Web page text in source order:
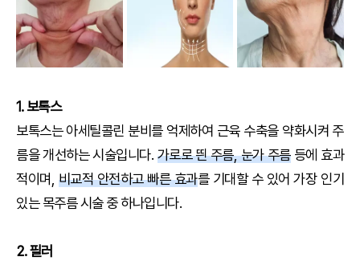
1. 보톡스
보톡스는 아세틸콜린 분비를 억제하여 근육 수축을 약화시켜 주
름을 개선하는 시술입니다. 가로로 띈 주름, 눈가 주름등에 효과
적이며, 비교적 안전하고 빠른 효과를 기대할 수 있어 가장 인기
있는 목주름 시술 중 하나입니다.
2. 필러